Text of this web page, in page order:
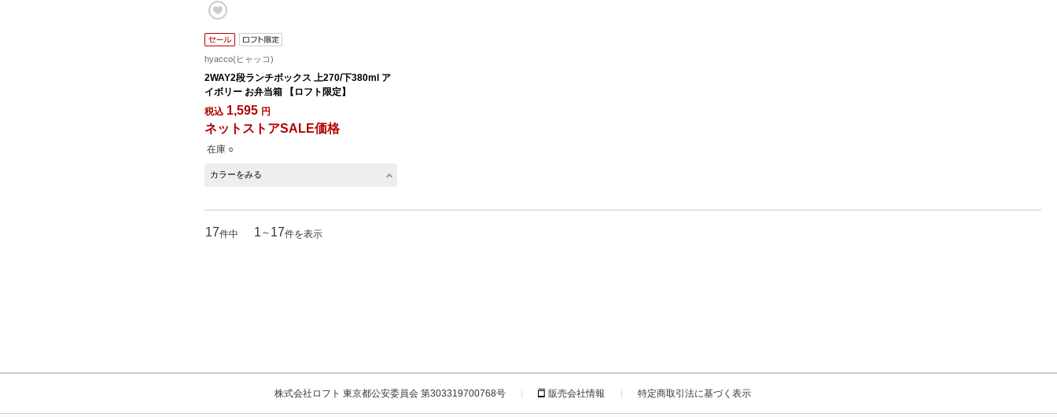
hyacco(ヒャッコ)
2WAY2段ランチボックス 上270/下380ml ア
イボリー お弁当箱 【ロフト限定】
税込 1,595 円
ネットストアSALE価格
在庫 ○
カラーをみる
17件中 1 ～ 17件を表示
株式会社ロフト 東京都公安委員会 第303319700768号 販売会社情報 特定商取引法に基づく表示